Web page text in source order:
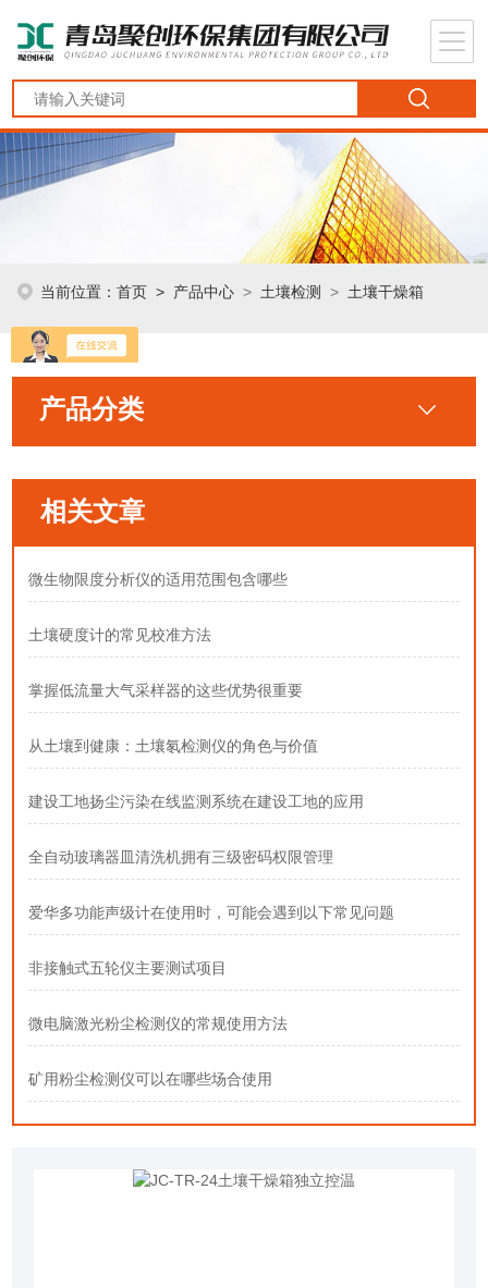
当前位置：首页 > 产品中心 > 土壤检测 > 土壤干燥箱
产品分类
相关文章
微生物限度分析仪的适用范围包含哪些
土壤硬度计的常见校准方法
掌握低流量大气采样器的这些优势很重要
从土壤到健康：土壤氡检测仪的角色与价值
建设工地扬尘污染在线监测系统在建设工地的应用
全自动玻璃器皿清洗机拥有三级密码权限管理
爱华多功能声级计在使用时，可能会遇到以下常见问题
非接触式五轮仪主要测试项目
微电脑激光粉尘检测仪的常规使用方法
矿用粉尘检测仪可以在哪些场合使用